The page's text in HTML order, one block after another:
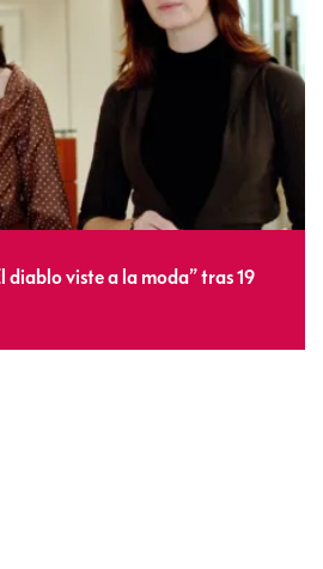
diablo viste a la moda” tras 19